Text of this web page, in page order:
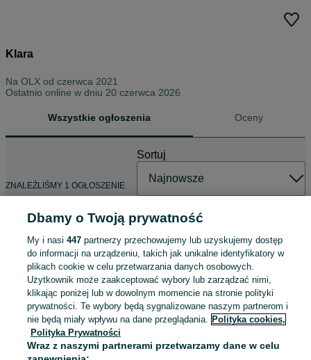
Klara
Na OLX od czerwca 2021
Ostatnio online w dniu 20 czerwca 2026
Wszystkie ogłoszenia Oceny
ZNALEŹLIŚMY 1 OGŁOSZENIE
Sortuj
Legenda Fioletowego Paula -
książka
50 zł
55,25 zł z Pakietem Ochronnym
Kraków, Łagiewniki-Borek Fałęcki
02 sierpnia 2026
Dbamy o Twoją prywatność
My i nasi 447partnerzy przechowujemy lub uzyskujemy dostęp
do informacji na urządzeniu, takich jak unikalne identyfikatory w
plikach cookie w celu przetwarzania danych osobowych.
Użytkownik może zaakceptować wybory lub zarządzać nimi,
klikając poniżej lub w dowolnym momencie na stronie polityki
prywatności. Te wybory będą sygnalizowane naszym partnerom i
nie będą miały wpływu na dane przeglądania. Polityka cookies,
Polityka Prywatności
Wraz z naszymi partnerami przetwarzamy dane w celu